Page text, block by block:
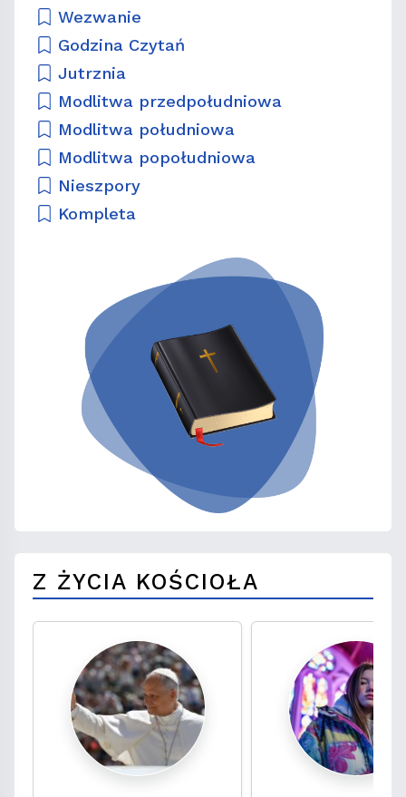
Wezwanie
Godzina Czytań
Jutrznia
Modlitwa przedpołudniowa
Modlitwa południowa
Modlitwa popołudniowa
Nieszpory
Kompleta
Z ŻYCIA KOŚCIOŁA